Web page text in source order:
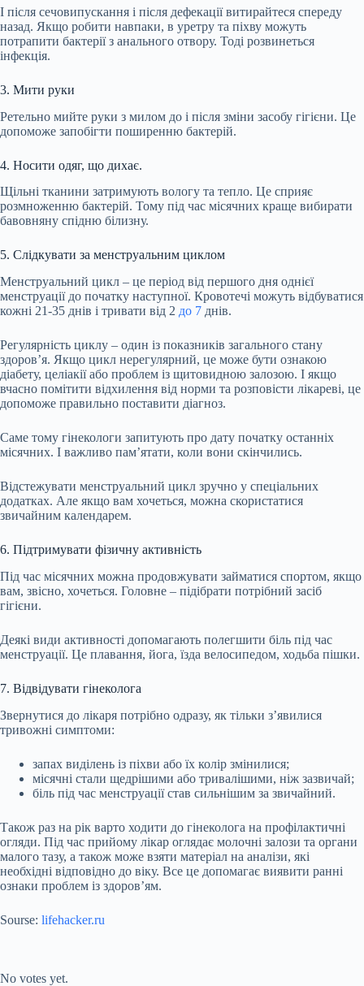
І після сечовипускання і після дефекації витирайтеся спереду
назад. Якщо робити навпаки, в уретру та піхву можуть
потрапити бактерії з анального отвору. Тоді розвинеться
інфекція.
3. Мити руки
Ретельно мийте руки з милом до і після зміни засобу гігієни. Це
допоможе запобігти поширенню бактерій.
4. Носити одяг, що дихає.
Щільні тканини затримують вологу та тепло. Це сприяє
розмноженню бактерій. Тому під час місячних краще вибирати
бавовняну спідню білизну.
5. Слідкувати за менструальним циклом
Менструальний цикл – це період від першого дня однієї
менструації до початку наступної. Кровотечі можуть відбуватися
кожні 21-35 днів і тривати від 2 до 7 днів.
Регулярність циклу – один із показників загального стану
здоров’я. Якщо цикл нерегулярний, це може бути ознакою
діабету, целіакії або проблем із щитовидною залозою. І якщо
вчасно помітити відхилення від норми та розповісти лікареві, це
допоможе правильно поставити діагноз.
Саме тому гінекологи запитують про дату початку останніх
місячних. І важливо пам’ятати, коли вони скінчились.
Відстежувати менструальний цикл зручно у спеціальних
додатках. Але якщо вам хочеться, можна скористатися
звичайним календарем.
6. Підтримувати фізичну активність
Під час місячних можна продовжувати займатися спортом, якщо
вам, звісно, хочеться. Головне – підібрати потрібний засіб
гігієни.
Деякі види активності допомагають полегшити біль під час
менструації. Це плавання, йога, їзда велосипедом, ходьба пішки.
7. Відвідувати гінеколога
Звернутися до лікаря потрібно одразу, як тільки з’явилися
тривожні симптоми:
запах виділень із піхви або їх колір змінилися;
місячні стали щедрішими або тривалішими, ніж зазвичай;
біль під час менструації став сильнішим за звичайний.
Також раз на рік варто ходити до гінеколога на профілактичні
огляди. Під час прийому лікар оглядає молочні залози та органи
малого тазу, а також може взяти матеріал на аналізи, які
необхідні відповідно до віку. Все це допомагає виявити ранні
ознаки проблем із здоров’ям.
Sourse: lifehacker.ru
No votes yet.